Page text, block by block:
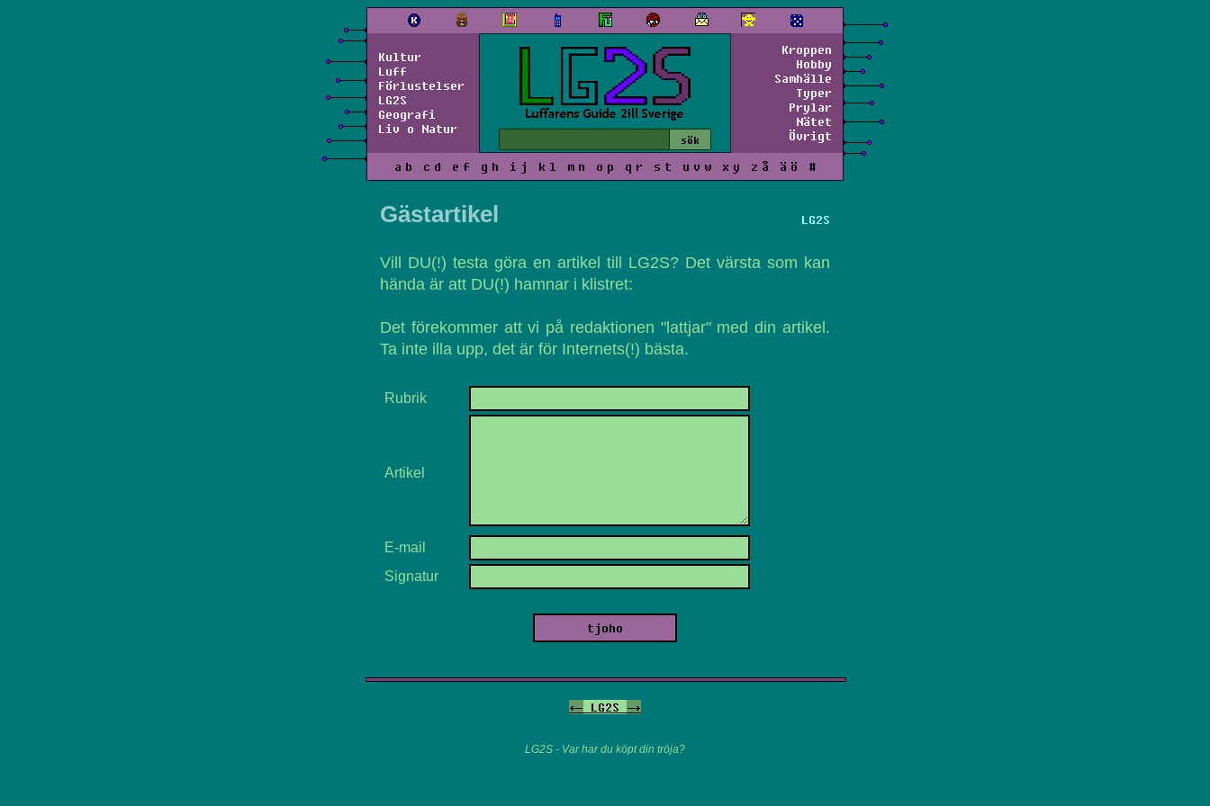
Kultur
Luff
Förlustelser
LG2S
Geografi
Liv o Natur
Kroppen
Hobby
Samhälle
Typer
Prylar
Nätet
Övrigt
a b c d e f g h i j k l m n o p q r s t u v w x y z å ä ö #
LG2S
Gästartikel
Vill DU(!) testa göra en artikel till LG2S? Det värsta som kan
hända är att DU(!) hamnar i klistret:
Det förekommer att vi på redaktionen "lattjar" med din artikel.
Ta inte illa upp, det är för Internets(!) bästa.
Rubrik
Artikel
E-mail
Signatur
<- LG2S ->
LG2S - Var har du köpt din tröja?